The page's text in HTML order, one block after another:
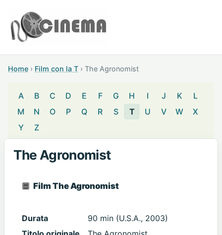
Home › Film con la T › The Agronomist
A B C D E F G H I J K
L
M
N O P Q R S T U V W
X
Y
Z
The Agronomist
Film The Agronomist
Durata
90 min (U.S.A., 2003)